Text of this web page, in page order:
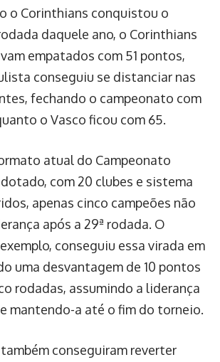
o Corinthians conquistou o
daquele ano, o Corinthians
empatados com 51 pontos,
conseguiu se distanciar nas
fechando o campeonato com
o Vasco ficou com 65.
atual do Campeonato
com 20 clubes e sistema
apenas cinco campeões não
após a 29ª rodada. O
conseguiu essa virada em
uma desvantagem de 10 pontos
rodadas, assumindo a liderança
mantendo-a até o fim do torneio.
conseguiram reverter